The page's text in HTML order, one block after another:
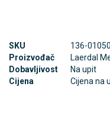
SKU
136-01050
Proizvođač
Laerdal
Dobavljivost
Na upit
Cijena
Cijena na